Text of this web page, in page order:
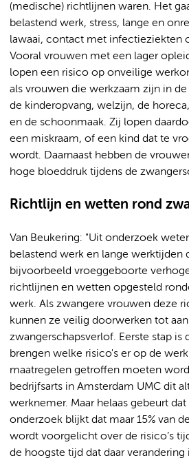
(medische) richtlijnen waren. Het
belastend werk, stress, lange en
lawaai, contact met infectieziekten
Vooral vrouwen met een lager
lopen een risico op onveilige
als vrouwen die werkzaam zijn in
de kinderopvang, welzijn, de
en de schoonmaak. Zij lopen
een miskraam, of een kind dat te
wordt. Daarnaast hebben de
hoge bloeddruk tijdens de
Richtlijn en wetten rond
Van Beukering: "Uit onderzoek
belastend werk en lange werktijden
bijvoorbeeld vroeggeboorte
richtlijnen en wetten opgesteld
werk. Als zwangere vrouwen deze
kunnen ze veilig doorwerken tot
zwangerschapsverlof. Eerste stap is
brengen welke risico's er op de
maatregelen getroffen moeten
bedrijfsarts in Amsterdam UMC dit
werknemer. Maar helaas gebeurt
onderzoek blijkt dat maar 15% van
wordt voorgelicht over de risico’s
de hoogste tijd dat daar verandering